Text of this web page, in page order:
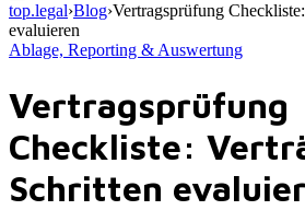
top.legal›Blog›Vertragsprüfung
evaluieren
Ablage, Reporting & Auswertung
Vertragsprüfung
Checkliste:
Schritten